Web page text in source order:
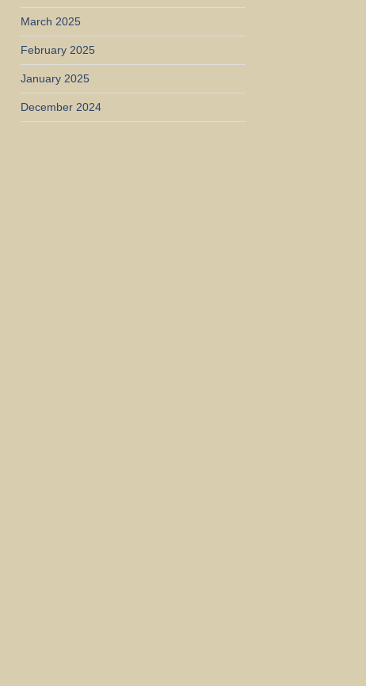
March 2025
February 2025
January 2025
December 2024